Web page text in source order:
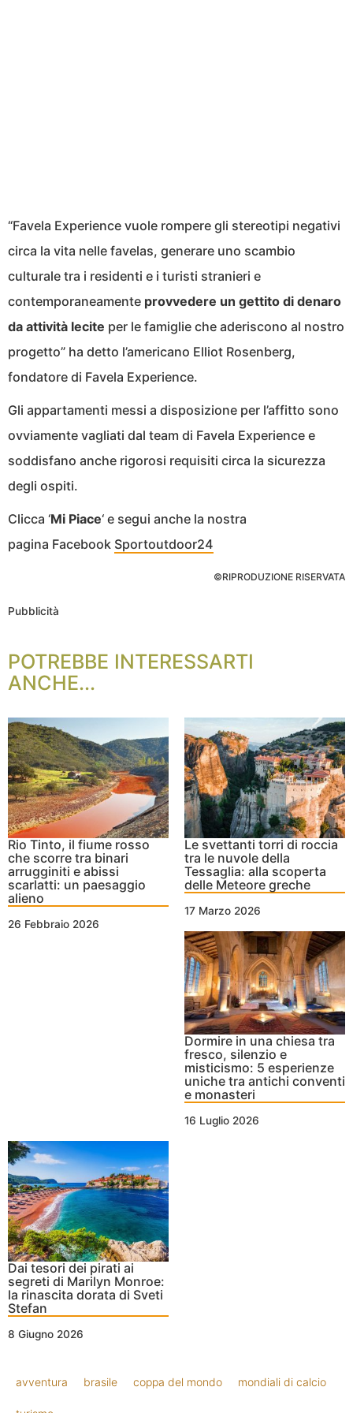
“Favela Experience vuole rompere gli stereotipi negativi
circa la vita nelle favelas, generare uno scambio
culturale tra i residenti e i turisti stranieri e
contemporaneamente provvedere un gettito di denaro
da attività lecite per le famiglie che aderiscono al nostro
progetto” ha detto l’americano Elliot Rosenberg,
fondatore di Favela Experience.
Gli appartamenti messi a disposizione per l’affitto sono
ovviamente vagliati dal team di Favela Experience e
soddisfano anche rigorosi requisiti circa la sicurezza
degli ospiti.
Clicca ‘Mi Piace‘ e segui anche la nostra
pagina Facebook Sportoutdoor24
©RIPRODUZIONE RISERVATA
Pubblicità
POTREBBE INTERESSARTI
ANCHE...
Rio Tinto, il fiume rosso
che scorre tra binari
arrugginiti e abissi
scarlatti: un paesaggio
alieno
26 Febbraio 2026
Le svettanti torri di roccia
tra le nuvole della
Tessaglia: alla scoperta
delle Meteore greche
17 Marzo 2026
Dormire in una chiesa tra
fresco, silenzio e
misticismo: 5 esperienze
uniche tra antichi conventi
e monasteri
16 Luglio 2026
Dai tesori dei pirati ai
segreti di Marilyn Monroe:
la rinascita dorata di Sveti
Stefan
8 Giugno 2026
avventura brasile coppa del mondo mondiali di calcio